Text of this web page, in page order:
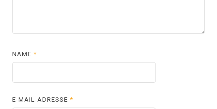
NAME*
E-MAIL-ADRESSE*